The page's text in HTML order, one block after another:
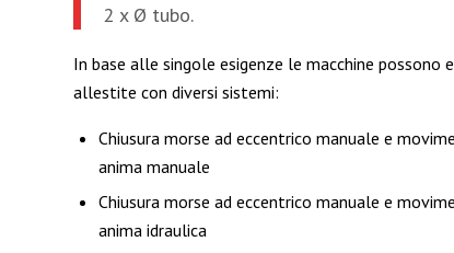
2 x Ø tubo.
In base alle singole esigenze le macchine possono
allestite con diversi sistemi:
Chiusura morse ad eccentrico manuale e
anima manuale
Chiusura morse ad eccentrico manuale e
anima idraulica